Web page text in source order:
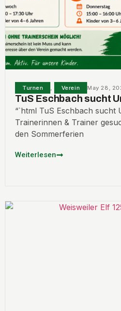
Turnen , Verein May 28,
TuS Eschbach sucht
“`html TuS Eschbach sucht
Trainerinnen & Trainer
den Sommerferien
Weiterlesen